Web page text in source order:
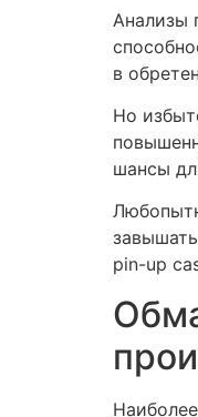
Анализы
в
Но
шансы
pin-up